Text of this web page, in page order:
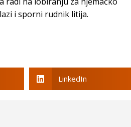
i sporni rudnik litija.
LinkedIn